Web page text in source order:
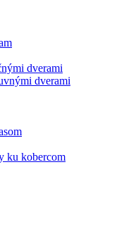
dverami
dverami
ku kobercom